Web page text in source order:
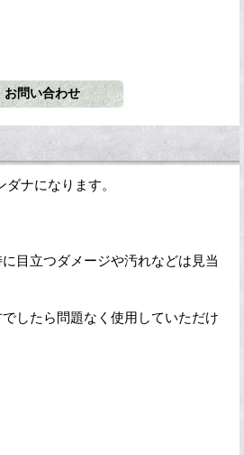
ナになります。
目立つダメージや汚れなどは見当
したら問題なく使用していただけ